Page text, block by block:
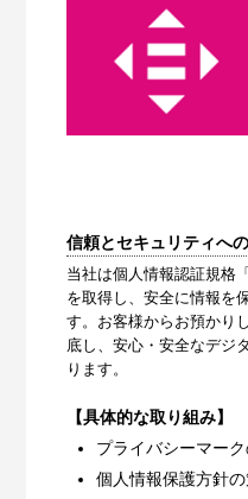
信頼とセキュリティへ
当社は個人情報認証規格
を取得し、安全に情報を
す。お客様からお預かり
底し、安心・安全なデジ
ります。
【具体的な取り組み】
プライバシーマー
個人情報保護方針